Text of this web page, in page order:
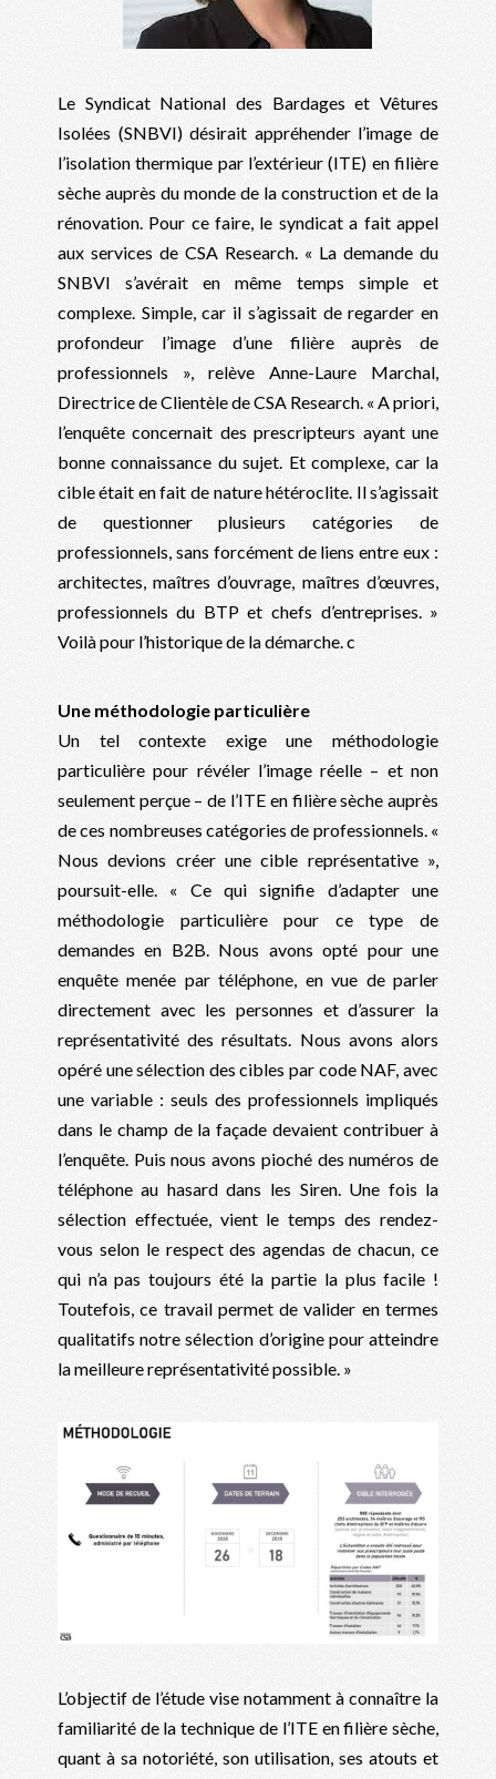
Le Syndicat National des Bardages et Vêtures
Isolées (SNBVI) désirait appréhender l’image de
l’isolation thermique par l’extérieur (ITE) en filière
sèche auprès du monde de la construction et de la
rénovation. Pour ce faire, le syndicat a fait appel
aux services de CSA Research. « La demande du
SNBVI s’avérait en même temps simple et
complexe. Simple, car il s’agissait de regarder en
profondeur l’image d’une filière auprès de
professionnels », relève Anne-Laure Marchal,
Directrice de Clientèle de CSA Research. « A priori,
l’enquête concernait des prescripteurs ayant une
bonne connaissance du sujet. Et complexe, car la
cible était en fait de nature hétéroclite. Il s’agissait
de questionner plusieurs catégories de
professionnels, sans forcément de liens entre eux :
architectes, maîtres d’ouvrage, maîtres d’œuvres,
professionnels du BTP et chefs d’entreprises. »
Voilà pour l’historique de la démarche. c
Une méthodologie particulière
Un tel contexte exige une méthodologie
particulière pour révéler l’image réelle – et non
seulement perçue – de l’ITE en filière sèche auprès
de ces nombreuses catégories de professionnels. «
Nous devions créer une cible représentative »,
poursuit-elle. « Ce qui signifie d’adapter une
méthodologie particulière pour ce type de
demandes en B2B. Nous avons opté pour une
enquête menée par téléphone, en vue de parler
directement avec les personnes et d’assurer la
représentativité des résultats. Nous avons alors
opéré une sélection des cibles par code NAF, avec
une variable : seuls des professionnels impliqués
dans le champ de la façade devaient contribuer à
l’enquête. Puis nous avons pioché des numéros de
téléphone au hasard dans les Siren. Une fois la
sélection effectuée, vient le temps des rendez-
vous selon le respect des agendas de chacun, ce
qui n’a pas toujours été la partie la plus facile !
Toutefois, ce travail permet de valider en termes
qualitatifs notre sélection d’origine pour atteindre
la meilleure représentativité possible. »
L’objectif de l’étude vise notamment à connaître la
familiarité de la technique de l’ITE en filière sèche,
quant à sa notoriété, son utilisation, ses atouts et